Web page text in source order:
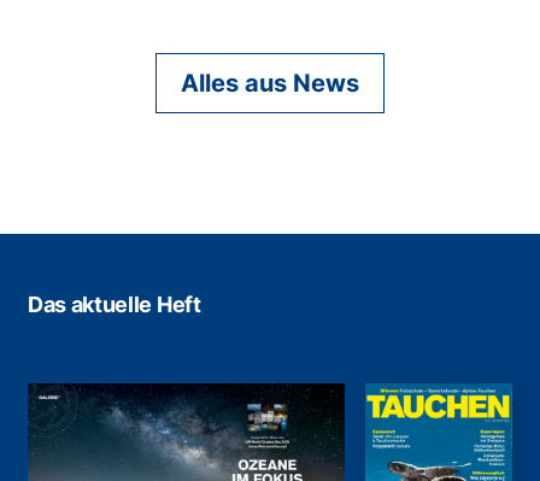
Alles aus News
Das aktuelle Heft